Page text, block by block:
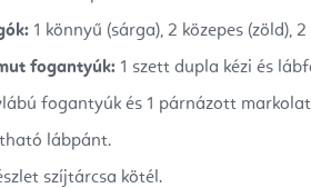
1 könnyű (sárga), 2 közepes (zöld),
fogantyúk: 1 szett dupla kézi és
fogantyúk és 1 párnázott
lábpánt.
szíjtárcsa kötél.